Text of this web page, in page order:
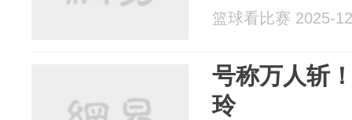
篮球看比赛 2025-
号称万人斩
玲